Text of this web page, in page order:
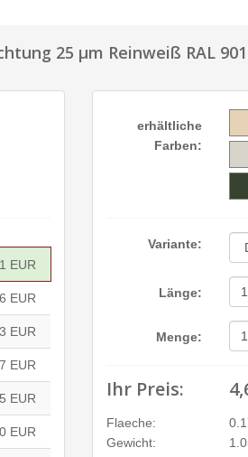
25 µm Reinweiß RAL
EUR
EUR
EUR
EUR
EUR
EUR
erhältliche
Farben:
Variante:
Länge:
Menge:
Ihr Preis:
Flaeche:
Gewicht: